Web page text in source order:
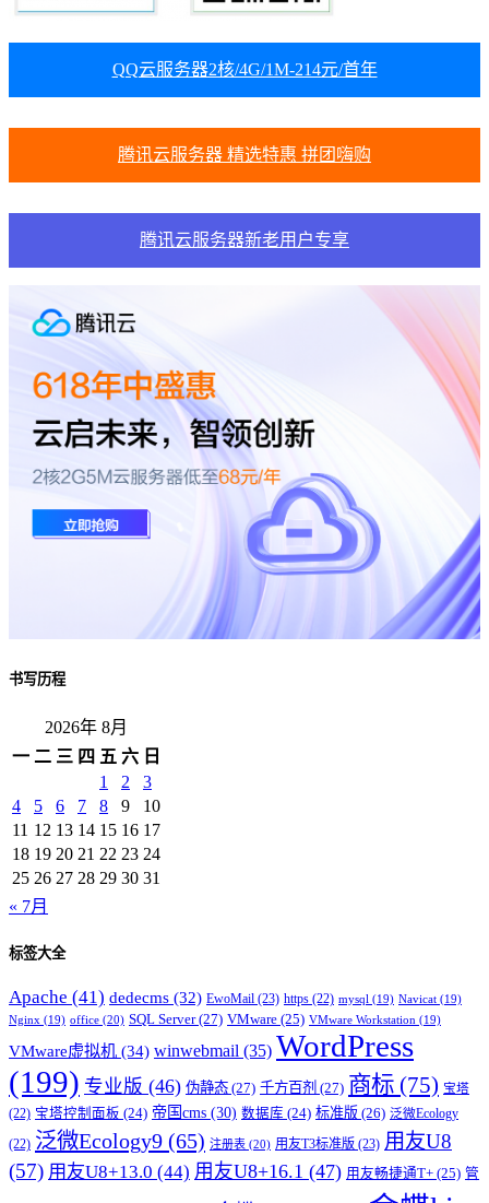
QQ云服务器2核/4G/1M-214元/首年
腾讯云服务器 精选特惠 拼团嗨购
腾讯云服务器新老用户专享
书写历程
2026年 8月
一 二 三 四 五 六 日
1
2
3
4
5 6 7 8 9
10
11 12 13 14 15 16 17
18 19 20 21 22 23 24
25 26 27 28 29 30 31
« 7月
标签大全
Apache (41) dedecms (32) EwoMail (23) https (22) mysql (19) Navicat (19)
Nginx (19) office (20) SQL Server(27) VMware (25) VMware Workstation (19)
VMware虚拟机 (34) winwebmail (35) WordPress
(199) 专业版 (46) 伪静态 (27) 千方百剂 (27) 商标 (75) 宝塔
(22) 宝塔控制面板 (24) 帝国cms (30) 数据库 (24) 标准版 (26) 泛微Ecology
(22) 泛微Ecology9 (65) 注册表 (20) 用友T3标准版 (23) 用友U8
(57) 用友U8+13.0 (44) 用友U8+16.1 (47) 用友畅捷通T+ (25) 管